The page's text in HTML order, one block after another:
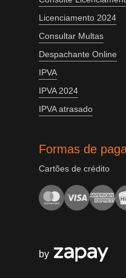
Licenciamento 2024
Consultar Multas
Despachante Online
IPVA
IPVA 2024
IPVA atrasado
Formas de
Cartões de crédito
by